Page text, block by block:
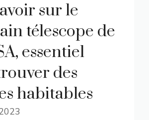
sur le
télescope de
essentiel
des
habitables